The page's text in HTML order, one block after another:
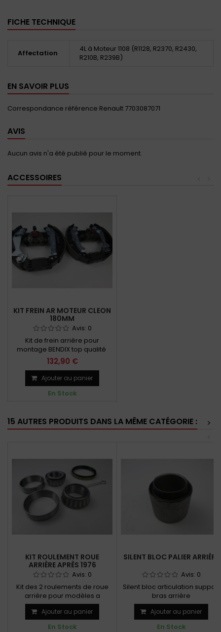
FICHE TECHNIQUE
Affectation
4L à Moteur 1108 (R1128, R2370, R2430,
R210B, R239B)
EN SAVOIR PLUS
Correspondance référence Renault 7703087071
AVIS
Aucun avis n'a été publié pour le moment.
ACCESSOIRES
KIT FREIN AR MOTEUR CLEON
180MM
Avis: 0
Kit de frein arrière pour
montage BENDIX top qualité
132,90 €
Ajouter au panier
En Stock
15 AUTRES PRODUITS DANS LA MÊME CATÉGORIE :
>
KIT ROULEMENT ROUE
ARRIÈRE APRÈS 1976
Avis: 0
Kit des 2 roulements de roue
arrière pour modèles a
partir de 1977
Ajouter au panier
En Stock
SILENT BLOC PALIER ARRIÈRE
Avis: 0
Silent bloc articulation support
bras arrière
Ajouter au panier
En Stock